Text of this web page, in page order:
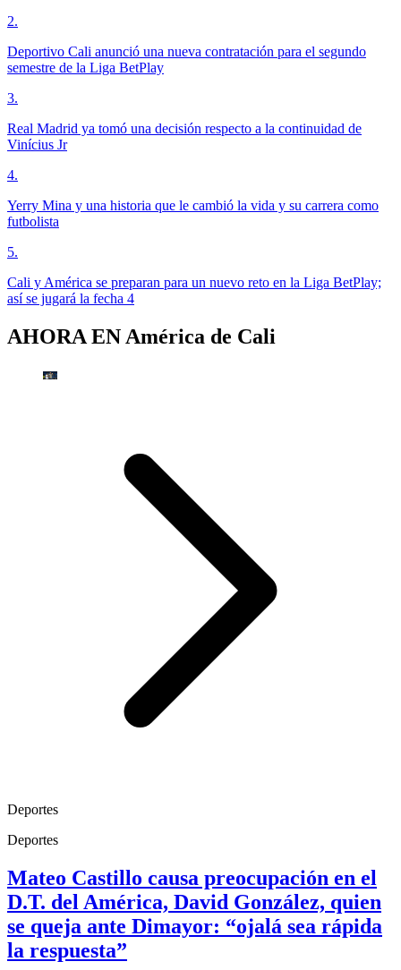
2.
Deportivo Cali anunció una nueva contratación para el segundo
semestre de la Liga BetPlay
3.
Real Madrid ya tomó una decisión respecto a la continuidad de
Vinícius Jr
4.
Yerry Mina y una historia que le cambió la vida y su carrera como
futbolista
5.
Cali y América se preparan para un nuevo reto en la Liga BetPlay;
así se jugará la fecha 4
AHORA ENAmérica de Cali
Deportes
Deportes
Mateo Castillo causa preocupación en el
D.T. del América, David González, quien
se queja ante Dimayor: “ojalá sea rápida
la respuesta”